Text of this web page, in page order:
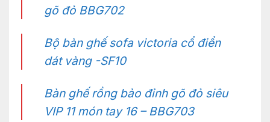
gõ đỏ BBG702
Bộ bàn ghế sofa victoria cổ điển
dát vàng -SF10
Bàn ghế rồng bảo đỉnh gõ đỏ siêu
VIP 11 món tay 16 – BBG703